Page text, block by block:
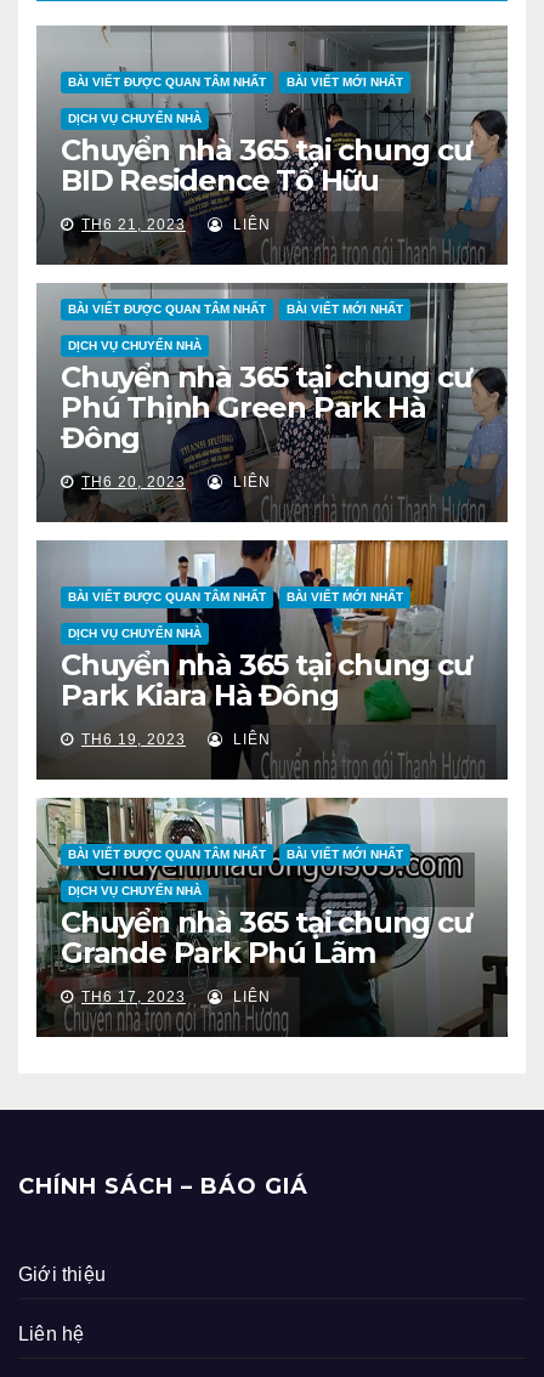
BÀI VIẾT ĐƯỢC QUAN TÂM NHẤT BÀI VIẾT MỚI NHẤT
DỊCH VỤ CHUYỂN NHÀ
Chuyển nhà 365 tại chung cư
BID Residence Tố Hữu
TH6 21, 2023 LIÊN
BÀI VIẾT ĐƯỢC QUAN TÂM NHẤT BÀI VIẾT MỚI NHẤT
DỊCH VỤ CHUYỂN NHÀ
Chuyển nhà 365 tại chung cư
Phú Thịnh Green Park Hà
Đông
TH6 20, 2023 LIÊN
BÀI VIẾT ĐƯỢC QUAN TÂM NHẤT BÀI VIẾT MỚI NHẤT
DỊCH VỤ CHUYỂN NHÀ
Chuyển nhà 365 tại chung cư
Park Kiara Hà Đông
TH6 19, 2023 LIÊN
BÀI VIẾT ĐƯỢC QUAN TÂM NHẤT BÀI VIẾT MỚI NHẤT
DỊCH VỤ CHUYỂN NHÀ
Chuyển nhà 365 tại chung cư
Grande Park Phú Lãm
TH6 17, 2023 LIÊN
CHÍNH SÁCH – BÁO GIÁ
Giới thiệu
Liên hệ